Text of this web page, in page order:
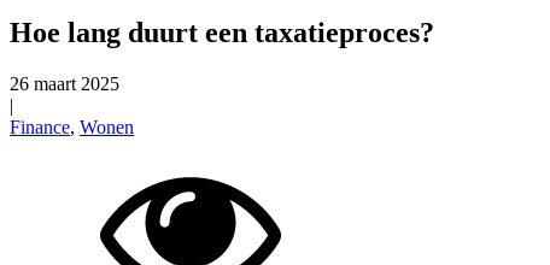
Hoe lang duurt een taxatieproces?
26 maart 2025
|
Finance, Wonen